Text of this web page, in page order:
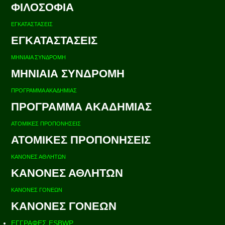
ΦΙΛΟΣΟΦΙΑ
ΕΓΚΑΤΑΣΤΑΣΕΙΣ
ΕΓΚΑΤΑΣΤΑΣΕΙΣ
ΜΗΝΙΑΙΑ ΣΥΝΔΡΟΜΗ
ΜΗΝΙΑΙΑ ΣΥΝΔΡΟΜΗ
ΠΡΟΓΡΑΜΜΑ ΑΚΑΔΗΜΙΑΣ
ΠΡΟΓΡΑΜΜΑ ΑΚΑΔΗΜΙΑΣ
ΑΤΟΜΙΚΕΣ ΠΡΟΠΟΝΗΣΕΙΣ
ΑΤΟΜΙΚΕΣ ΠΡΟΠΟΝΗΣΕΙΣ
ΚΑΝΟΝΕΣ ΑΘΛΗΤΩΝ
ΚΑΝΟΝΕΣ ΑΘΛΗΤΩΝ
ΚΑΝΟΝΕΣ ΓΟΝΕΩΝ
ΚΑΝΟΝΕΣ ΓΟΝΕΩΝ
ΕΓΓΡΑΦΕΣ ESBWP